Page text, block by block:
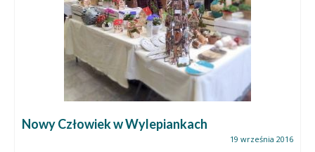
Nowy Człowiek w Wylepiankach
19 września 2016